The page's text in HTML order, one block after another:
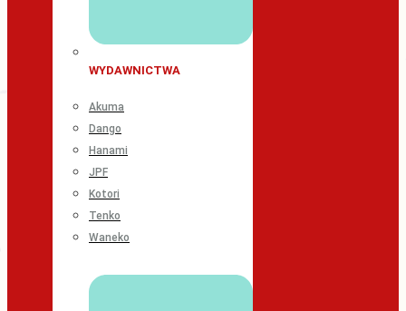
WYDAWNICTWA
Akuma
Dango
Hanami
JPF
Kotori
Tenko
Waneko